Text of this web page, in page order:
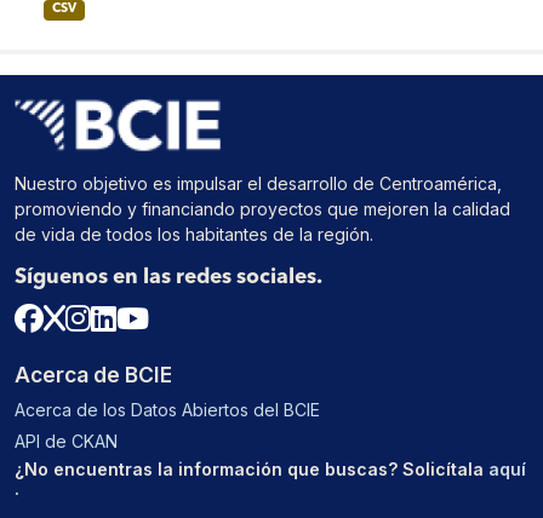
CSV
Nuestro objetivo es impulsar el desarrollo de Centroamérica,
promoviendo y financiando proyectos que mejoren la calidad
de vida de todos los habitantes de la región.
Síguenos en las redes sociales.
Acerca de BCIE
Acerca de los Datos Abiertos del BCIE
API de CKAN
¿No encuentras la información que buscas? Solicítala aquí
.